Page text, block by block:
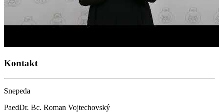
Kontakt
Snepeda
PaedDr. Bc. Roman Vojtechovský